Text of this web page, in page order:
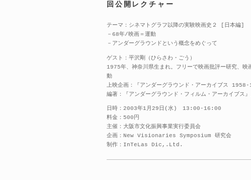
回公開レクチャー
テーマ：シネマトグラフ以降の実験映画史２ [日本編]
－68年/映画＝運動
－アンダーグラウンドという概念をめぐって
ゲスト：平沢剛（ひらさわ・ごう）
1975年、神奈川県生まれ。フリーで映画批評ー研究、映
動
上映企画：『アンダーグラウンド・アーカイブス 1958-
編著：『アンダーグラウンド・フィルム・アーカイブス
日時：2003年1月29日(水) 13:00-16:00
料金：500円
主催：大阪市文化振興事業実行委員会
企画：New Visionaries Symposium 研究会
制作：InTeLas Dic,.Ltd.